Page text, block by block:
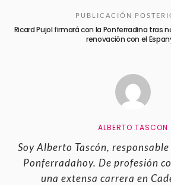
PUBLICACIÓN
Ricard Pujol firmará con la Ponferradina tras
renovación con el
ALBERTO TASCON
Soy Alberto Tascón,
Ponferradahoy. De profesión
una extensa carrera en